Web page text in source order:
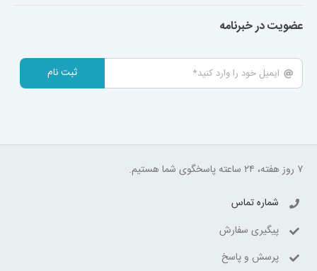
عضویت در خبرنامه
ثبت نام
۷ روز هفته، ۲۴ ساعته پاسخگوی شما هستیم.
شماره تماس
پیگیری سفارش
پرسش و پاسخ